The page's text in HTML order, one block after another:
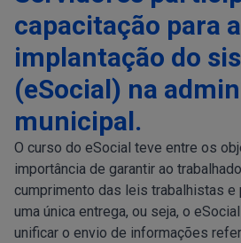
capacitação para a
implantação do
(eSocial) na
municipal.
O curso do eSocial teve entre os
importância de garantir ao
cumprimento das leis trabalhistas e
uma única entrega, ou seja, o
unificar o envio de informações